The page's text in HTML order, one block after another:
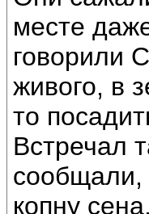
месте
говорили
живого, в
то
Встречал
сообщали,
копну